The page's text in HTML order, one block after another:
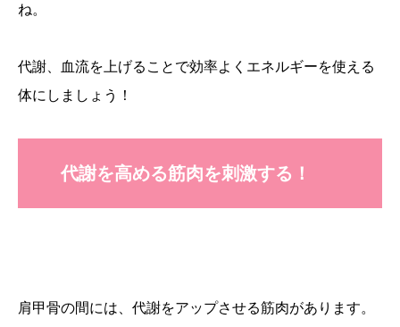
ね。
代謝、血流を上げることで効率よくエネルギーを使える
体にしましょう！
代謝を高める筋肉を刺激する！
肩甲骨の間には、代謝をアップさせる筋肉があります。